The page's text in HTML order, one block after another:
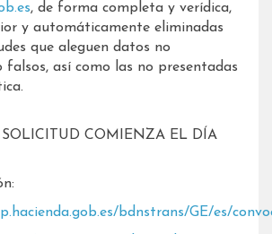
, de forma completa y verídica,
y automáticamente eliminadas
que aleguen datos no
así como las no presentadas
COMIENZA EL DÍA
bdnstrans/GE/es/